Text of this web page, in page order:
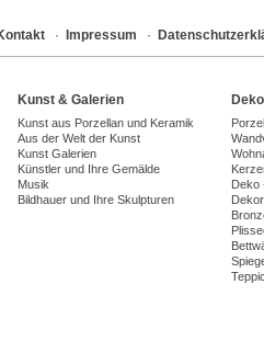
· Impressum ·
Kunst & Galerien
Kunst aus Porzellan und Keramik
Aus der Welt der Kunst
Kunst Galerien
Künstler und Ihre Gemälde
Musik
Bildhauer und Ihre Skulpturen
Deko